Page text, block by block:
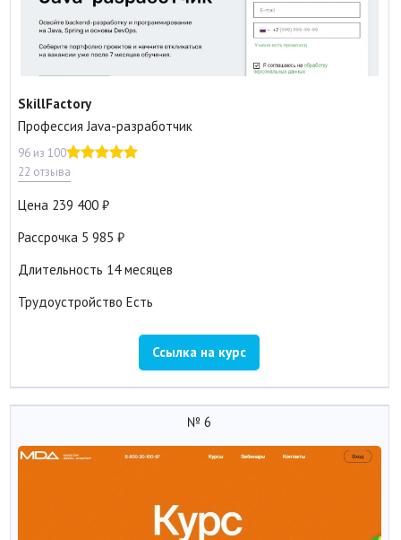
SkillFactory
Профессия Java-разработчик
96 из 100
22 отзыва
Цена 239 400
Рассрочка 5 985
Длительность 14 месяцев
Трудоустройство Есть
Ссылка на курс
№ 6